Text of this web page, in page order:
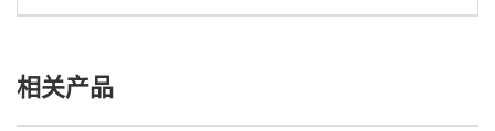
相关产品